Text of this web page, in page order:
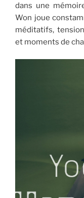
dans une
Won joue
méditatifs,
et moments de